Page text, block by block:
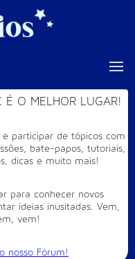
É O MELHOR LUGAR!
participar de tópicos com
bate-papos, tutoriais,
dicas e muito mais!
para conhecer novos
ideias inusitadas. Vem,
vem!
nosso Fórum!